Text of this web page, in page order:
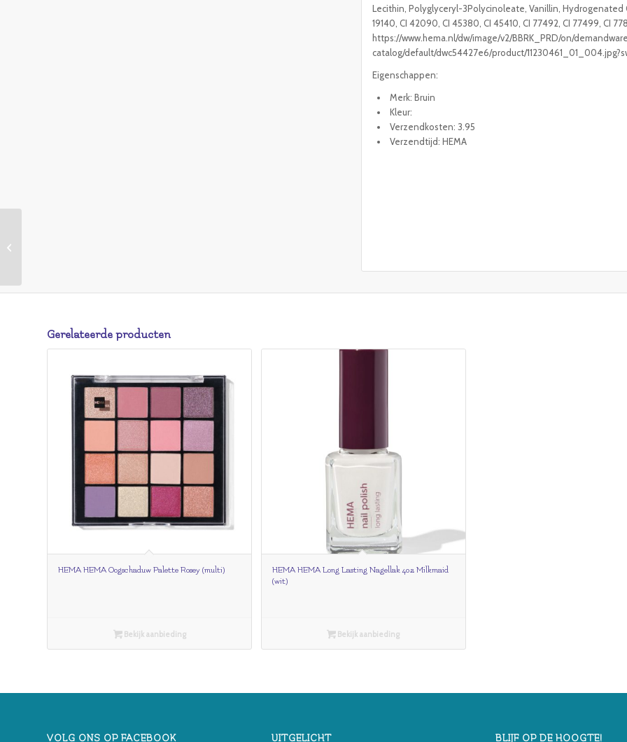
Lecithin, Polyglyceryl-3Polycinoleate, Vanillin, Hydrogenated
19140, CI 42090, CI 45380, CI 45410, CI 77492, CI 77499, CI
https://www.hema.nl/dw/image/v2/BBRK_PRD/on/
catalog/default/dwc54427e6/product/
Eigenschappen:
Merk: Bruin
Kleur:
Verzendkosten: 3.95
Verzendtijd: HEMA
Gerelateerde producten
HEMA HEMA Oogschaduw Palette Rosey (multi)
Bekijk aanbieding
HEMA HEMA Long Lasting Nagellak 402 Milkmaid
(wit)
Bekijk aanbieding
VOLG ONS OP FACEBOOK UITGELICHT BLIJF OP DE HOOGTE!